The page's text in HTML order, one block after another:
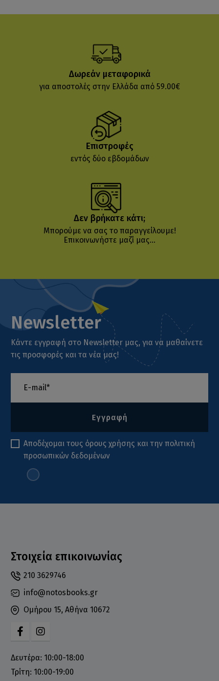
Δωρεάν μεταφορικά
για αποστολές στην Ελλάδα από 59.00€
Επιστροφές
εντός δύο εβδομάδων
Δεν βρήκατε κάτι;
Μπορούμε να σας το παραγγείλουμε!
Επικοινωνήστε μαζί μας...
Newsletter
Κάντε εγγραφή στο Newsletter μας, για να μαθαίνετε
τις προσφορές και τα νέα μας!
Εγγραφή
Αποδέχομαι τους όρους χρήσης και τηνπολιτική
προσωπικών δεδομένων
Στοιχεία επικοινωνίας
210 3629746
info@notosbooks.gr
Ομήρου 15, Αθήνα 10672
Δευτέρα: 10:00-18:00
Τρίτη: 10:00-19:00